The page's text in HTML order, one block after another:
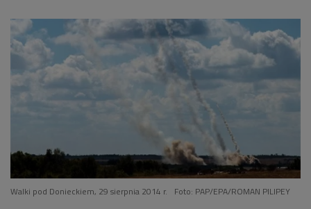
Walki pod Donieckiem, 29 sierpnia 2014 r. Foto: PAP/EPA/ROMAN PILIPEY